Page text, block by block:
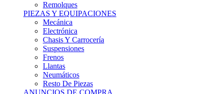
Remolques
PIEZAS Y EQUIPACIONES
Mecánica
Electrónica
Chasis Y Carrocería
Suspensiones
Frenos
Llantas
Neumáticos
Resto De Piezas
ANUNCIOS DE COMPRA